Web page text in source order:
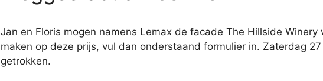
Jan en Floris mogen namens Lemax de facade The Hillside Winery
maken op deze prijs, vul dan onderstaand formulier in. Zaterdag
getrokken.